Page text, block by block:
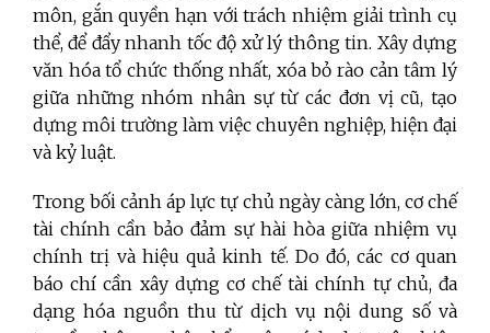
môn, gắn quyền hạn với trách nhiệm giải trình cụ
thể, để đẩy nhanh tốc độ xử lý thông tin. Xây dựng
văn hóa tổ chức thống nhất, xóa bỏ rào cản tâm lý
giữa những nhóm nhân sự từ các đơn vị cũ, tạo
dựng môi trường làm việc chuyên nghiệp, hiện đại
và kỷ luật.
Trong bối cảnh áp lực tự chủ ngày càng lớn, cơ chế
tài chính cần bảo đảm sự hài hòa giữa nhiệm vụ
chính trị và hiệu quả kinh tế. Do đó, các cơ quan
báo chí cần xây dựng cơ chế tài chính tự chủ, đa
dạng hóa nguồn thu từ dịch vụ nội dung số và